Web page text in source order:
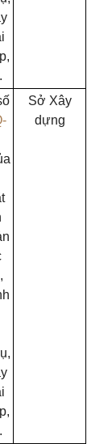
Sở Xây
dựng